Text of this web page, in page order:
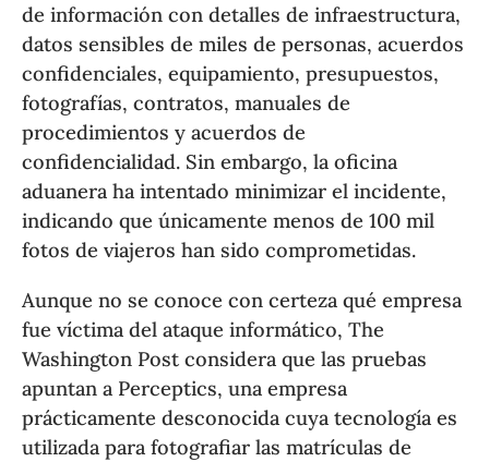
de información con detalles de infraestructura,
datos sensibles de miles de personas, acuerdos
confidenciales, equipamiento, presupuestos,
fotografías, contratos, manuales de
procedimientos y acuerdos de
confidencialidad. Sin embargo, la oficina
aduanera ha intentado minimizar el incidente,
indicando que únicamente menos de 100 mil
fotos de viajeros han sido comprometidas.
Aunque no se conoce con certeza qué empresa
fue víctima del ataque informático, The
Washington Post considera que las pruebas
apuntan a Perceptics, una empresa
prácticamente desconocida cuya tecnología es
utilizada para fotografiar las matrículas de